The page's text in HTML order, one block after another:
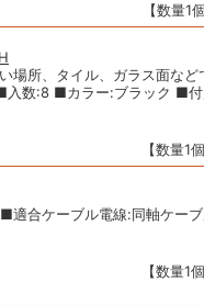
【数量1
場所、タイル、ガラス面など
数:8 ■カラー:ブラック ■付
【数量1
適合ケーブル電線:同軸ケー
【数量1